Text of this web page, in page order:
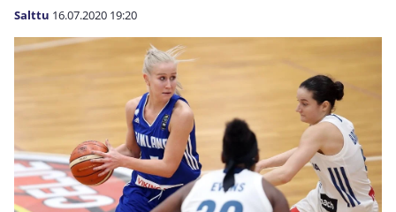
Salttu 16.07.2020 19:20